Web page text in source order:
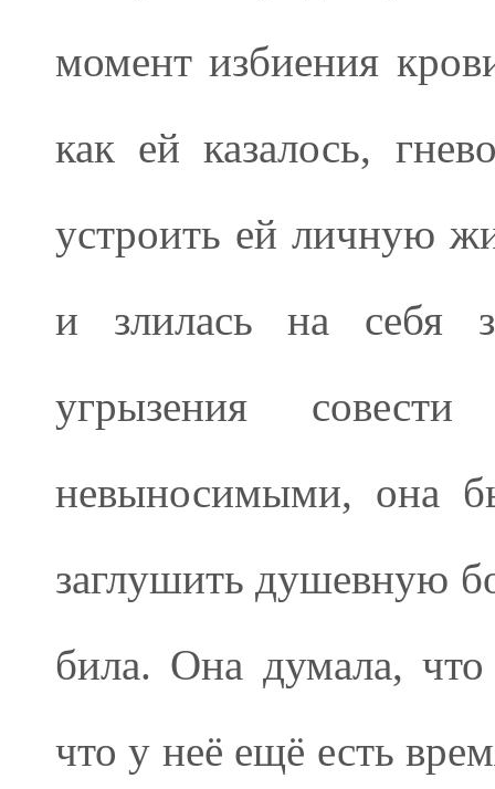
момент избиения
как ей казалось,
устроить ей личную
и злилась на себя
угрызения
невыносимыми, она
заглушить душевную
била. Она думала,
что у неё ещё есть